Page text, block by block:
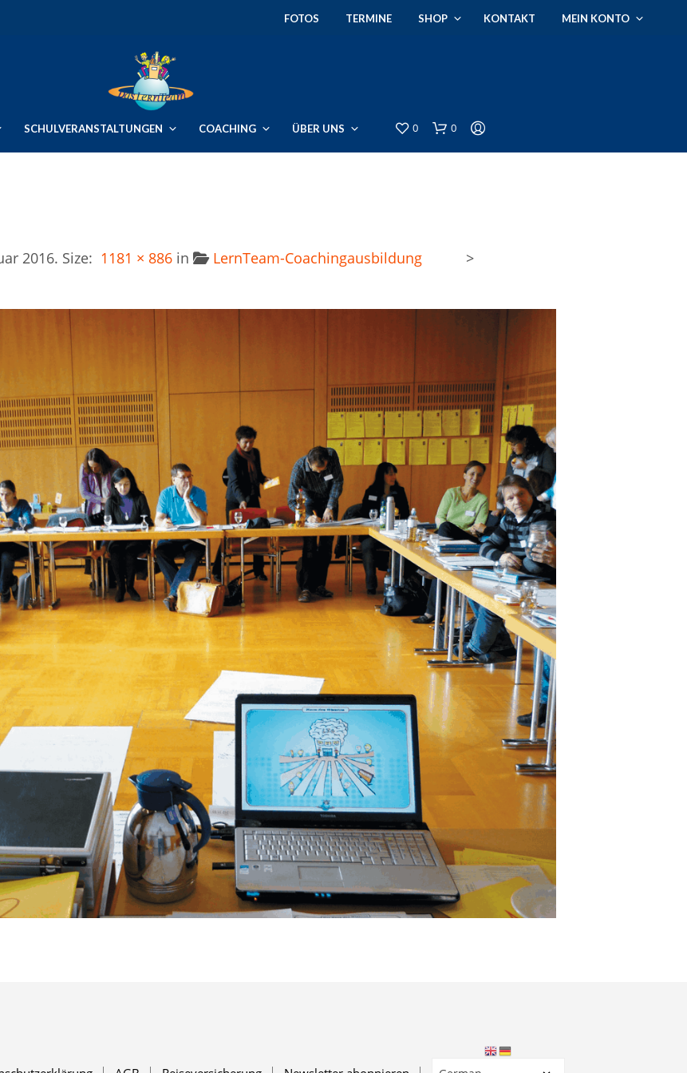
FOTOS TERMINE SHOP KONTAKT MEIN KONTO
SCHULVERANSTALTUNGEN COACHING ÜBER UNS 0 0
2016. Size: 1181 × 886in LernTeam-Coachingausbildung >